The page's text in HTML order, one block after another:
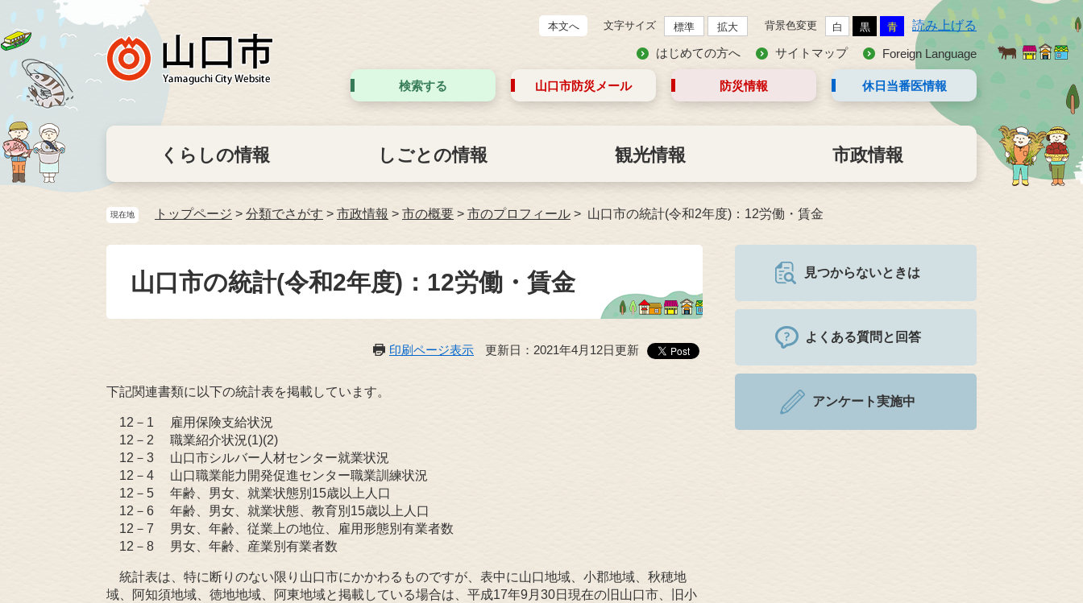
本文へ 文字サイズ 標準 拡大 背景色変更 白 黒 青 読み上げる
はじめての方へ サイトマップ Foreign Language
検索する 山口市防災 メール 防災情報 休日当番医情報
くらしの情報 しごとの情報 観光情報 市政情報
現在地 トップページ > 分類でさがす > 市政情報 > 市の概要 > 市のプロフィール 山口市の統計(令和2年度)：12労働・賃金
山口市の統計(令和2年度)：12労働・賃金
印刷ページ表示 更新日：2021年4月12日更新
下記関連書類に以下の統計表を掲載しています。
12－1 雇用保険支給状況
12－2 職業紹介状況(1)(2)
12－3 山口市シルバー人材センター就業状況
12－4 山口職業能力開発促進センター職業訓練状況
12－5 年齢、男女、就業状態別15歳以上人口
12－6 年齢、男女、就業状態、教育別15歳以上人口
12－7 男女、年齢、従業上の地位、雇用形態別有業者数
12－8 男女、年齢、産業別有業者数
統計表は、特に断りのない限り山口市にかかわるものですが、表中に山口地域、小郡地域、秋穂地
域、阿知須地域、徳地地域、阿東地域と掲載している場合は、平成17年9月30日現在の旧山口市、旧小
見つからないときは
よくある質問と回答
アンケート実施中